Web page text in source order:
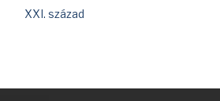
XXI. század